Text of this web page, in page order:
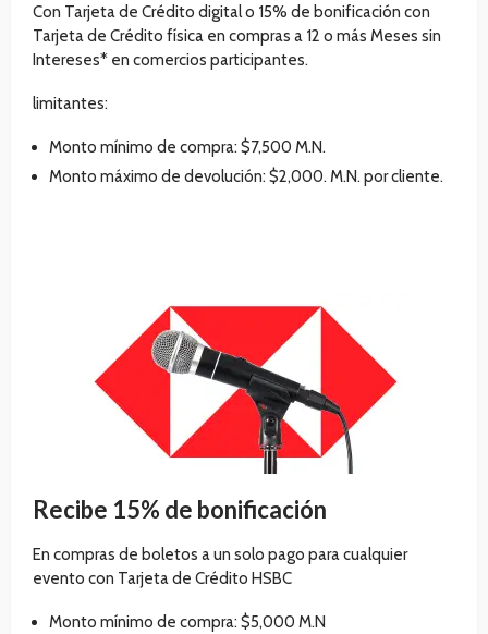
Con Tarjeta de Crédito digital o 15% de bonificación con
Tarjeta de Crédito física en compras a 12 o más Meses sin
Intereses* en comercios participantes.
limitantes:
Monto mínimo de compra: $7,500 M.N.
Monto máximo de devolución: $2,000. M.N. por cliente.
Recibe 15% de bonificación
En compras de boletos a un solo pago para cualquier
evento con Tarjeta de Crédito HSBC
Monto mínimo de compra: $5,000 M.N